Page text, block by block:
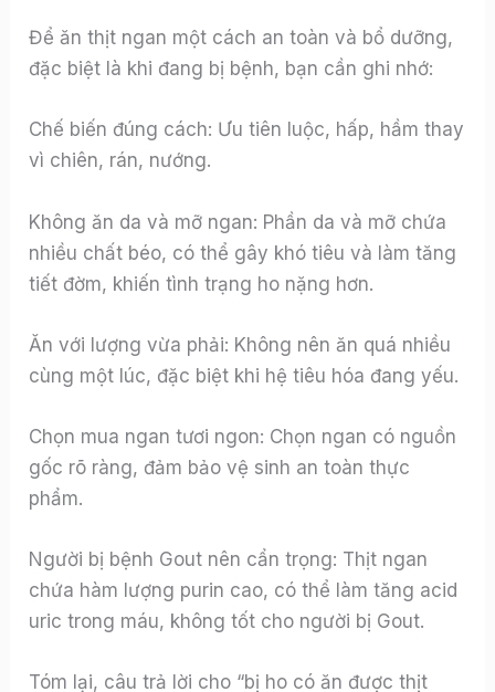
Để ăn thịt ngan một cách an toàn và bổ dưỡng,
đặc biệt là khi đang bị bệnh, bạn cần ghi nhớ:
Chế biến đúng cách: Ưu tiên luộc, hấp, hầm thay
vì chiên, rán, nướng.
Không ăn da và mỡ ngan: Phần da và mỡ chứa
nhiều chất béo, có thể gây khó tiêu và làm tăng
tiết đờm, khiến tình trạng ho nặng hơn.
Ăn với lượng vừa phải: Không nên ăn quá nhiều
cùng một lúc, đặc biệt khi hệ tiêu hóa đang yếu.
Chọn mua ngan tươi ngon: Chọn ngan có nguồn
gốc rõ ràng, đảm bảo vệ sinh an toàn thực
phẩm.
Người bị bệnh Gout nên cẩn trọng: Thịt ngan
chứa hàm lượng purin cao, có thể làm tăng acid
uric trong máu, không tốt cho người bị Gout.
Tóm lại, câu trả lời cho “bị ho có ăn được thịt